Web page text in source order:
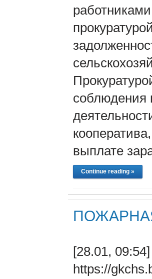
соблюдения
выплате
Continue reading »
[28.01,
https://